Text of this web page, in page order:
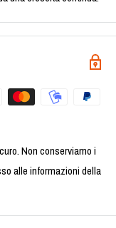
Non conserviamo i
alle informazioni della